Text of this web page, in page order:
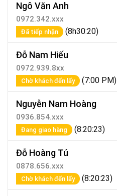
Ngô Văn Anh
0972.342.xxx
Đã tiếp nhận (8h30:20)
Đỗ Nam Hiếu
0972.939.8xx
Chờ khách đến lấy (7:00 PM)
Nguyễn Nam Hoàng
0936.854.xxx
Đang giao hàng (8:20:23)
Đỗ Hoàng Tú
0878.656.xxx
Chờ khách đến lấy (8:20:23)